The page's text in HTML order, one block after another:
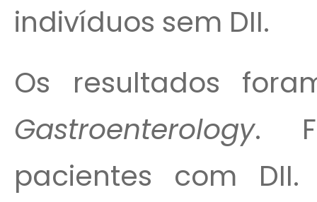
indivíduos sem DII.
Os resultados
Gastroenterology.
pacientes com